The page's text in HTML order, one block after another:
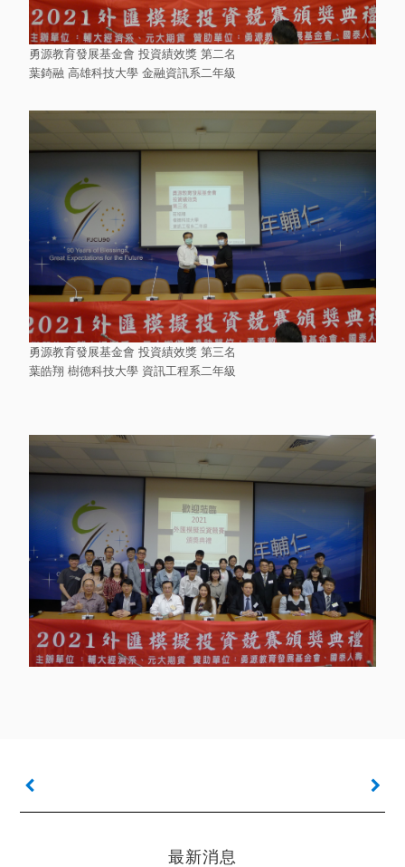
勇源教育發展基金會 投資績效獎 第二名
葉錡融 高雄科技大學 金融資訊系二年級
勇源教育發展基金會 投資績效獎 第三名
葉皓翔 樹德科技大學 資訊工程系二年級
最新消息